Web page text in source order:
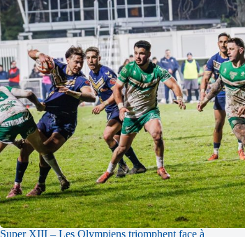
Super XIII – Les Olympiens triomphent face à